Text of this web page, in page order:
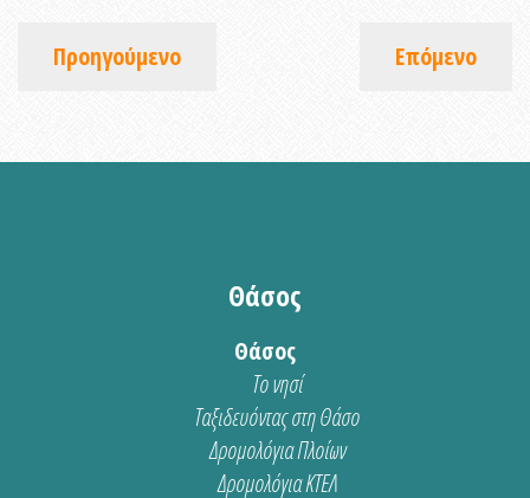
Προηγούμενο Επόμενο
Θάσος
Θάσος
Το νησί
Ταξιδευόντας στη Θάσο
Δρομολόγια Πλοίων
Δρομολόγια ΚΤΕΛ